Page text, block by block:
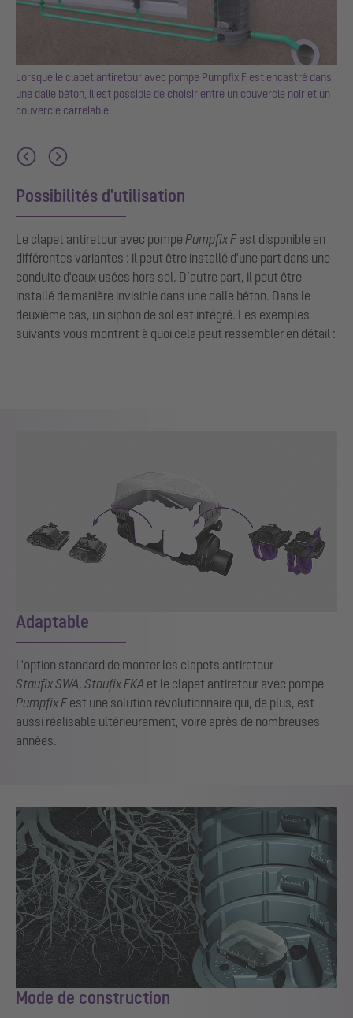
Lorsque le clapet antiretour avec pompe Pumpfix F est encastré dans
une dalle béton, il est possible de choisir entre un couvercle noir et un
couvercle carrelable.
Possibilités d'utilisation
Le clapet antiretour avec pompe Pumpfix F est disponible en
différentes variantes : il peut être installé d'une part dans une
conduite d'eaux usées hors sol. D’autre part, il peut être
installé de manière invisible dans une dalle béton. Dans le
deuxième cas, un siphon de sol est intégré. Les exemples
suivants vous montrent à quoi cela peut ressembler en détail :
Adaptable
L'option standard de monter les clapets antiretour
Staufix SWA, Staufix FKA et le clapet antiretour avec pompe
Pumpfix F est une solution révolutionnaire qui, de plus, est
aussi réalisable ultérieurement, voire après de nombreuses
années.
Mode de construction